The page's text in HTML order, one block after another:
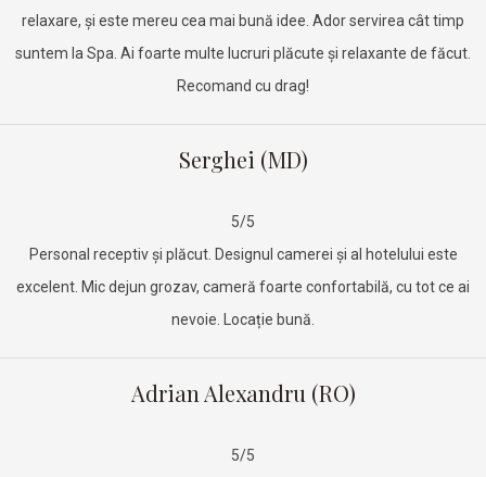
relaxare, și este mereu cea mai bună idee. Ador servirea cât timp
suntem la Spa. Ai foarte multe lucruri plăcute și relaxante de făcut.
Recomand cu drag!
Serghei (MD)
5/5
Personal receptiv și plăcut. Designul camerei și al hotelului este
excelent. Mic dejun grozav, cameră foarte confortabilă, cu tot ce ai
nevoie. Locație bună.
Adrian Alexandru (RO)
5/5